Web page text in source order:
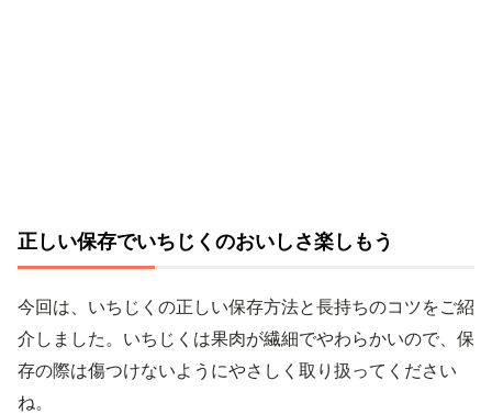
正しい保存でいちじくのおいしさ楽しもう
今回は、いちじくの正しい保存方法と長持ちのコツをご紹
介しました。いちじくは果肉が繊細でやわらかいので、保
存の際は傷つけないようにやさしく取り扱ってください
ね。